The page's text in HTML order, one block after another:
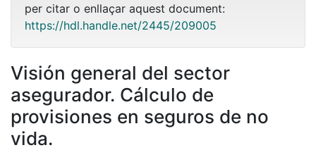
per citar o enllaçar aquest document:
https://hdl.handle.net/2445/209005
Visión general del sector
asegurador. Cálculo de
provisiones en seguros de no
vida.